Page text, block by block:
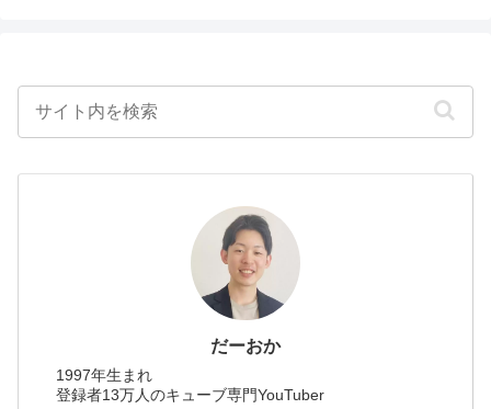
だーおか
1997年生まれ
登録者13万人のキューブ専門YouTuber